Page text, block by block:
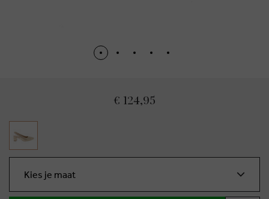
€ 124,95
Kies je maat